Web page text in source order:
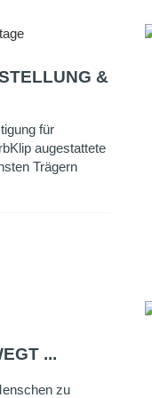
&
für
augestattete
Trägern
...
zu